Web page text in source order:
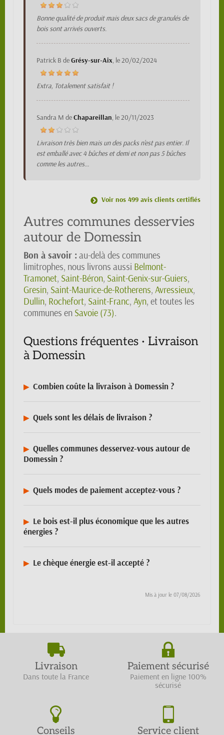
Bonne qualité de produit mais deux sacs de granulés de
bois sont arrivés ouverts.
Patrick B deGrésy-sur-Aix, le20/02/2024
Extra, Totalement satisfait !
Sandra M deChapareillan, le20/11/2023
Livraison très bien mais un des packs n'est pas entier. Il
est emballé avec 4 bûches et demi et non pas 5 bûches
comme les autres...
Voir nos 499 avis clients certifiés
Autres communes desservies
autour de Domessin
Bon à savoir : au-delà des communes
limitrophes, nous livrons aussi Belmont-
Tramonet, Saint-Béron, Saint-Genix-sur-Guiers,
Gresin, Saint-Maurice-de-Rotherens, Avressieux,
Dullin, Rochefort, Saint-Franc, Ayn, et toutes les
communes en Savoie (73).
Questions fréquentes · Livraison
à Domessin
Combien coûte la livraison à Domessin ?
Quels sont les délais de livraison ?
Quelles communes desservez-vous autour de
Domessin ?
Quels modes de paiement acceptez-vous ?
Le bois est-il plus économique que les autres
énergies ?
Le chèque énergie est-il accepté ?
Mis à jour le 07/08/2026
Livraison
Dans toute la France
Paiement sécurisé
Paiement en ligne 100%
sécurisé
Conseils
Service client